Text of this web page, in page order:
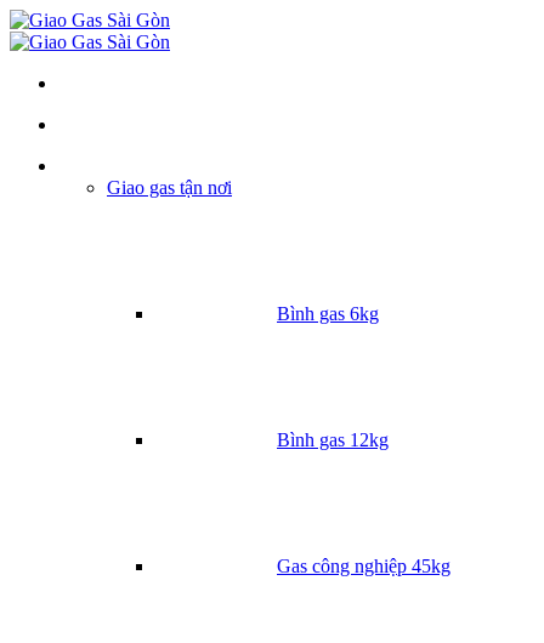
Giao gas tận nơi
Bình gas 6kg
Bình gas 12kg
Gas công nghiệp 45kg